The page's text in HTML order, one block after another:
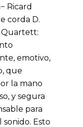
Ricard
corda D.
Quartett:
emotivo,
que
la mano
y segura
para
Esto